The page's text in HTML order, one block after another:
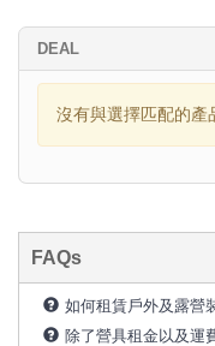
DEAL
沒有與選擇匹配的產
FAQs
如何租賃戶外及露營
除了營具租金以及運